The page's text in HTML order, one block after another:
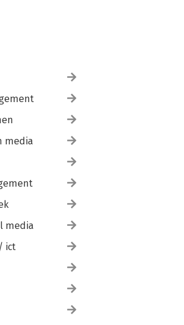
media
media
ict